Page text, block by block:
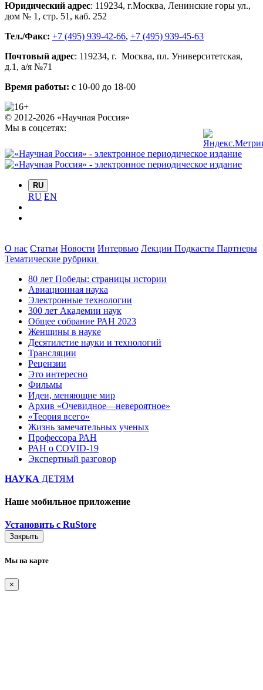
Юридический адрес: 119234, г.Москва, Ленинские горы ул.,
дом № 1, стр. 51 , каб. 252
Тел./Факс: +7 (495) 939-42-66, +7 (495) 939-45-63
Почтовый адрес: 119234, г. Москва, пл. Университетская,
д.1 , а/я №71
Время работы: с 10-00 до 18-00
© 2012-2026 «Научная Россия»
Мы в соцсетях:
RU
RU EN
О нас Статьи Новости Интервью Лекции Подкасты Партнеры
Тематические рубрики
80 лет Победы: страницы истории
Авиационная наука
Электронные технологии
300 лет Академии наук
Общее собрание РАН 2023
Женщины в науке
Десятилетие науки и технологий
Трансляции
Рецензии
Это интересно
Фильмы
Идеи, меняющие мир
Архив «Очевидное—невероятное»
«Теория всего»
Жизнь замечательных ученых
Профессора РАН
РАН о COVID-19
Экспертный разговор
НАУКА ДЕТЯМ
Наше мобильное приложение
Установить с RuStore
Закрыть
Мы на карте
×